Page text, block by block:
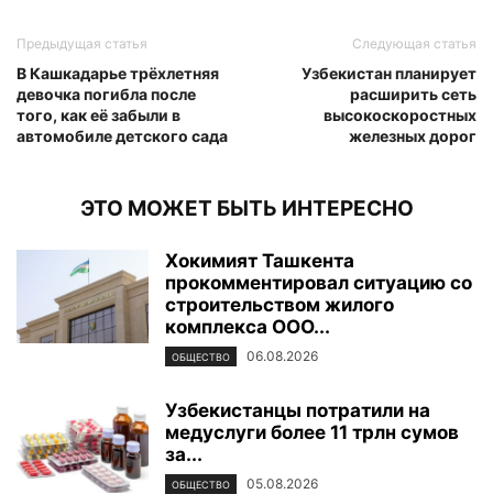
Предыдущая статья
В Кашкадарье трёхлетняя
девочка погибла после
того, как её забыли в
автомобиле детского сада
Следующая статья
Узбекистан планирует
расширить сеть
высокоскоростных
железных дорог
ЭТО МОЖЕТ БЫТЬ ИНТЕРЕСНО
Хокимият Ташкента
прокомментировал ситуацию со
строительством жилого
комплекса ООО...
ОБЩЕСТВО 06.08.2026
Узбекистанцы потратили на
медуслуги более 11 трлн сумов
за...
ОБЩЕСТВО 05.08.2026